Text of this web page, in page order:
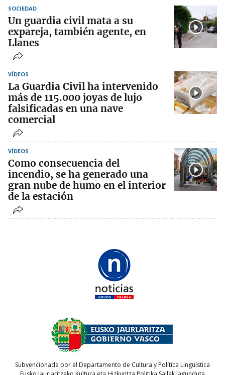
SOCIEDAD
Un guardia civil mata a su
expareja, también agente, en
Llanes
VÍDEOS
La Guardia Civil ha intervenido
más de 115.000 joyas de lujo
falsificadas en una nave
comercial
VÍDEOS
Como consecuencia del
incendio, se ha generado una
gran nube de humo en el interior
de la estación
Subvencionada por el Departamento de Cultura y Política Lingüística